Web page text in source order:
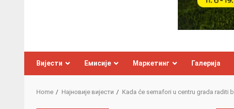
Вијести Емисије Маркетинг Галерија
Home Најновије вијести Kada će semafori u centru grada raditi